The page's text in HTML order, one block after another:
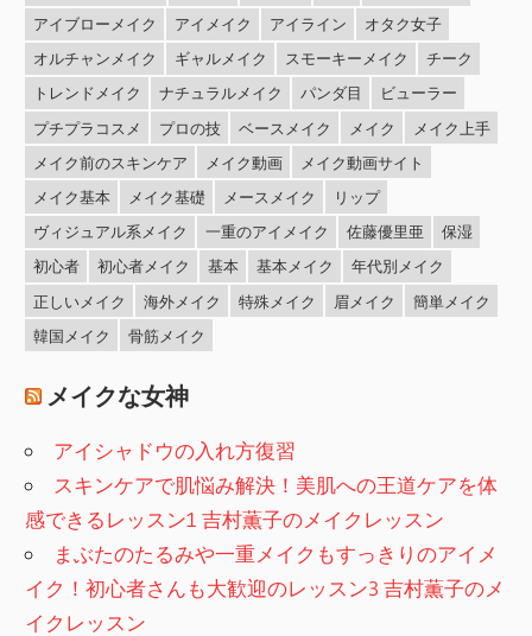
アイブローメイク
アイメイク アイライン
オタク女子
オルチャンメイク
ギャルメイク スモーキーメイク
チーク
トレンドメイク
ナチュラルメイク パンダ目
ビューラー
プチプラコスメ
プロの技 ベースメイク メイク
メイク上手
メイク前のスキンケア
メイク動画
メイク動画サイト
メイク基本
メイク基礎 メースメイク
リップ
ヴィジュアル系メイク
一重のアイメイク 佐藤優里亜
保湿
初心者
初心者メイク 基本 基本メイク
年代別メイク
正しいメイク
海外メイク 特殊メイク 眉メイク
簡単メイク
韓国メイク
骨筋メイク
メイクな女神
アイシャドウの入れ方復習
スキンケアで肌悩み解決！美肌への王道ケアを体
感できるレッスン1 吉村薫子のメイクレッスン
まぶたのたるみや一重メイクもすっきりのアイメ
イク！初心者さんも大歓迎のレッスン3 吉村薫子のメ
イクレッスン